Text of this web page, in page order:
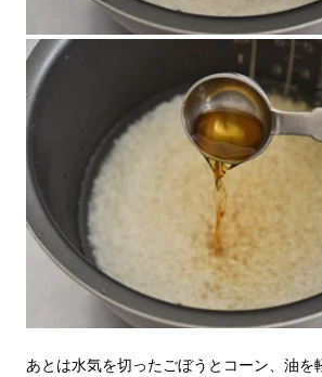
あとは水気を切ったごぼうとコーン、油を